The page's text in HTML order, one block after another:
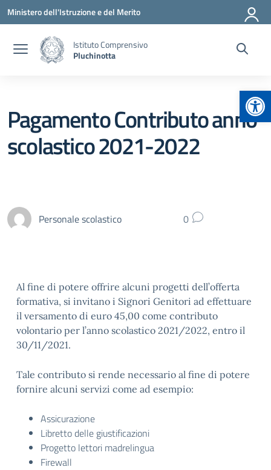
Vai ai contenuti
Vai al menu di navigazione
Vai al footer
Ministero dell'Istruzione e del Merito
Istituto Comprensivo
Pluchinotta
Pagamento Contributo anno
scolastico 2021-2022
Personale scolastico 0
Al fine di potere offrire alcuni progetti dell’offerta
formativa, si invitano i Signori Genitori ad effettuare
il versamento di euro 45,00 come contributo
volontario per l’anno scolastico 2021/2022, entro il
30/11/2021.
Tale contributo si rende necessario al fine di potere
fornire alcuni servizi come ad esempio:
Assicurazione
Libretto delle giustificazioni
Progetto lettori madrelingua
Firewall